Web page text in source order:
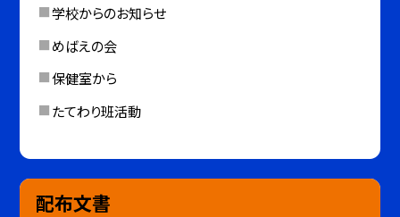
学校からのお知らせ
めばえの会
保健室から
たてわり班活動
配布文書